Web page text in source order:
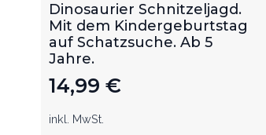
Dinosaurier Schnitzeljagd.
Mit dem Kindergeburtstag
auf Schatzsuche. Ab 5
Jahre.
14,99 €
inkl. MwSt.